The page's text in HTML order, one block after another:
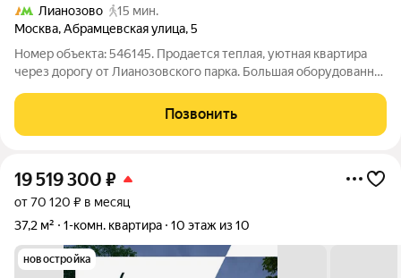
Лианозово
15 мин.
Москва,Абрамцевская улица,5
Номер объекта: 546145. Продается теплая, уютная квартира
через дорогу от Лианозовского парка. Большая оборудованная
кабинет, дополнительное спальное место или зону отдыха.
Окна на две стороны,
Позвонить
19 519 300 ₽
от 70 120 ₽ в месяц
37,2 м²
1-комн. квартира 10 этаж из 10
новостройка